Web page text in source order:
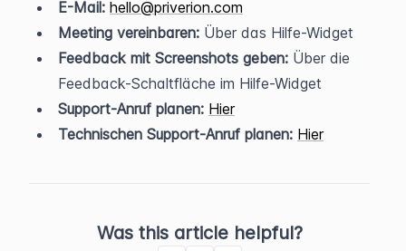
E-Mail: hello@priverion.com
Meeting vereinbaren: Über das Hilfe-Widget
Feedback mit Screenshots geben: Über die
Feedback-Schaltfläche im Hilfe-Widget
Support-Anruf planen: Hier
Technischen Support-Anruf planen: Hier
Was this article helpful?